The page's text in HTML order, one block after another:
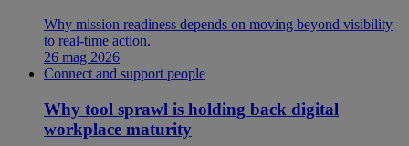
Why mission readiness depends on moving beyond visibility
to real-time action.
26 mag 2026
Connect and support people
Why tool sprawl is holding back digital
workplace maturity